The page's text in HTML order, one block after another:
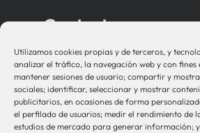
Utilizamos cookies propias y de terceros, y
analizar el tráfico, la navegación web y con fines
mantener sesiones de usuario; compartir y
sociales; identificar, seleccionar y mostrar
publicitarios, en ocasiones de forma
el perfilado de usuarios; medir el rendimiento de
estudios de mercado para generar información;
Contacto
bio-sistemak@bio-
944 00 77 90